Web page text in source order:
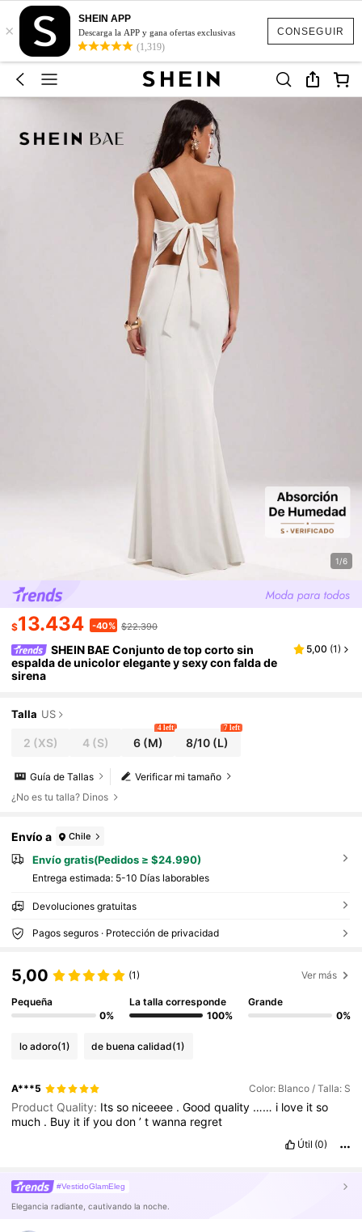
CONSEGUIR
×
SHEIN APP
Descarga la APP y gana ofertas exclusivas
(1,319)
1/6
$13.434 -40% $22.390
SHEIN BAE Conjunto de top corto sin
espalda de unicolor elegante y sexy con falda de
sirena
5,00 (1)
Talla US
2 (XS) 4(S) 6(M)
4 left
8/10 (L)
7 left
Verificar mi tamaño
Guía de Tallas
¿No es tu talla? Dinos
Envío a Chile
Envío gratis(Pedidos ≥ $24.990)
Entrega estimada: 5-10 Días laborables
Devoluciones gratuitas
Pagos seguros · Protección de privacidad
5,00 (1) Ver más
Pequeña
0%
La talla corresponde
100%
Grande
0%
lo adoro(1) de buena calidad(1)
A***5 Color: Blanco / Talla: S
Product Quality: Itsso niceeee .Goodquality …… i love itso
much . Buy it ifyoudon’twanna regret
Útil (0)
#VestidoGlamEleg
Elegancia radiante, cautivando la noche.